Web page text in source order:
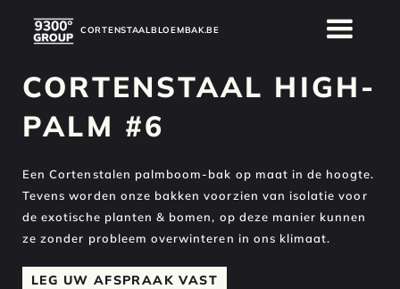
CORTENSTAALBLOEMBAK.BE
CORTENSTAAL HIGH-
PALM #6
Een Cortenstalen palmboom-bak op maat in de hoogte.
Tevens worden onze bakken voorzien van isolatie voor
de exotische planten & bomen, op deze manier kunnen
ze zonder probleem overwinteren in ons klimaat.
LEG UW AFSPRAAK VAST